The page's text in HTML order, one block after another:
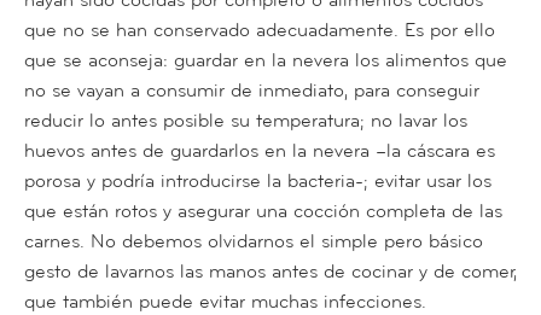
que no se han conservado adecuadamente. Es por ello
que se aconseja: guardar en la nevera los alimentos que
no se vayan a consumir de inmediato, para conseguir
reducir lo antes posible su temperatura; no lavar los
huevos antes de guardarlos en la nevera –la cáscara es
porosa y podría introducirse la bacteria-; evitar usar los
que están rotos y asegurar una cocción completa de las
carnes. No debemos olvidarnos el simple pero básico
gesto de lavarnos las manos antes de cocinar y de comer,
que también puede evitar muchas infecciones.